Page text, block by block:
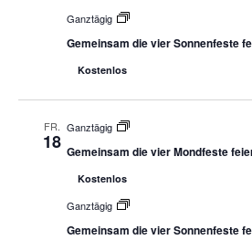
Ganztägig
Gemeinsam die vier Sonnenfeste
Kostenlos
FR.
18
Ganztägig
Gemeinsam die vier Mondfeste
Kostenlos
Ganztägig
Gemeinsam die vier Sonnenfeste